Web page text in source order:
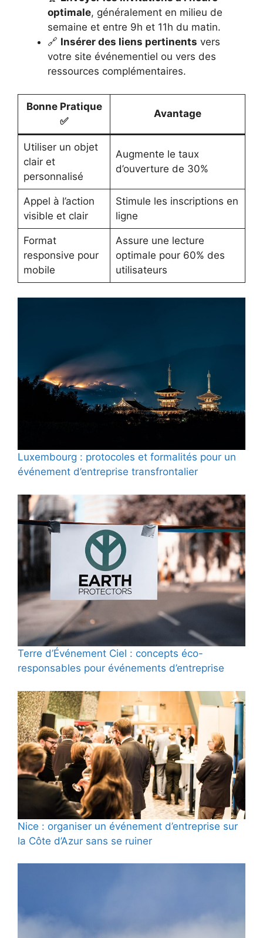
optimale, généralement en milieu de
semaine et entre 9h et 11h du matin.
🔗 Insérer des liens pertinents vers
votre site événementiel ou vers des
ressources complémentaires.
Bonne Pratique
✅
Avantage
Utiliser un objet
clair et
personnalisé
Augmente le taux
d’ouverture de 30%
Appel à l’action
visible et clair
Stimule les inscriptions en
ligne
Format
responsive pour
mobile
Assure une lecture
optimale pour 60% des
utilisateurs
Luxembourg : protocoles et formalités pour un
événement d’entreprise transfrontalier
Terre d’Événement Ciel : concepts éco-
responsables pour événements d’entreprise
Nice : organiser un événement d’entreprise sur
la Côte d’Azur sans se ruiner